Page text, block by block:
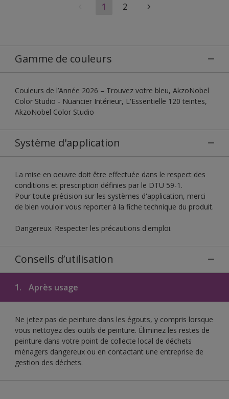
1 2
Gamme de couleurs
Couleurs de l’Année 2026 – Trouvez votre bleu, AkzoNobel
Color Studio - Nuancier Intérieur, L'Essentielle 120 teintes,
AkzoNobel Color Studio
Système d'application
La mise en oeuvre doit être effectuée dans le respect des
conditions et prescription définies par le DTU 59-1.
Pour toute précision sur les systèmes d'application, merci
de bien vouloir vous reporter à la fiche technique du produit.
Dangereux. Respecter les précautions d'emploi.
Conseils d’utilisation
1. Après usage
Ne jetez pas de peinture dans les égouts, y compris lorsque
vous nettoyez des outils de peinture. Éliminez les restes de
peinture dans votre point de collecte local de déchets
ménagers dangereux ou en contactant une entreprise de
gestion des déchets.